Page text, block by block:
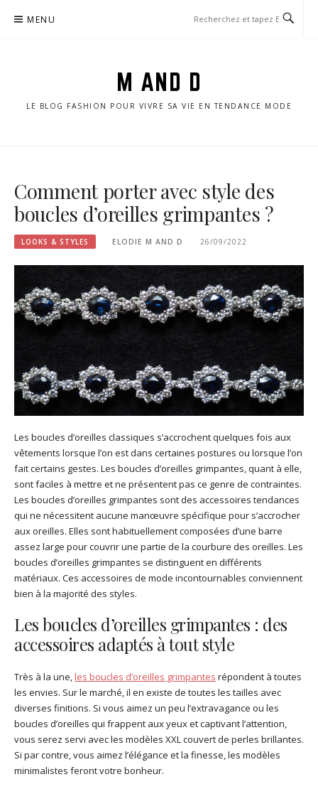
MENU
M AND D
LE BLOG FASHION POUR VIVRE SA VIE EN TENDANCE MODE
Comment porter avec style des
boucles d’oreilles grimpantes ?
LOOKS & STYLES ELODIE M AND D 26/09/2022
Les boucles d’oreilles classiques s’accrochent quelques fois aux
vêtements lorsque l’on est dans certaines postures ou lorsque l’on
fait certains gestes. Les boucles d’oreilles grimpantes, quant à elle,
sont faciles à mettre et ne présentent pas ce genre de contraintes.
Les boucles d’oreilles grimpantes sont des accessoires tendances
qui ne nécessitent aucune manœuvre spécifique pour s’accrocher
aux oreilles. Elles sont habituellement composées d’une barre
assez large pour couvrir une partie de la courbure des oreilles. Les
boucles d’oreilles grimpantes se distinguent en différents
matériaux. Ces accessoires de mode incontournables conviennent
bien à la majorité des styles.
Les boucles d’oreilles grimpantes : des
accessoires adaptés à tout style
Très à la une,les boucles d’oreilles grimpantes répondent à toutes
les envies. Sur le marché, il en existe de toutes les tailles avec
diverses finitions. Si vous aimez un peu l’extravagance ou les
boucles d’oreilles qui frappent aux yeux et captivant l’attention,
vous serez servi avec les modèles XXL couvert de perles brillantes.
Si par contre, vous aimez l’élégance et la finesse, les modèles
minimalistes feront votre bonheur.